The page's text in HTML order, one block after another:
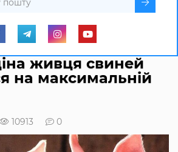
живця свиней
на максимальній
10913 0